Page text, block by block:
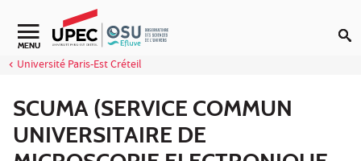
Aller au contenu
Navigation secondaire
MENU
Université Paris-Est Créteil
SCUMA (SERVICE COMMUN
UNIVERSITAIRE DE